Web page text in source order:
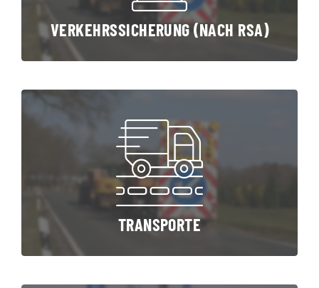
VERKEHRSSICHERUNG (NACH RSA)
TRANSPORTE